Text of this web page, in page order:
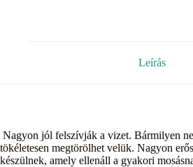
Leírás
Nagyon jól felszívják a vizet. Bármilyen
tökéletesen megtörölhet velük. Nagyon
készülnek, amely ellenáll a gyakori